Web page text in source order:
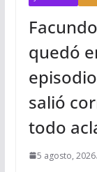
quedó
salió
todo
5 agosto, 2026